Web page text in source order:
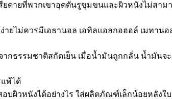
ยดายที่พวกเขาอุดตันรูขุมขนและผิวหนังไม่สาม
ยไม่ควรมีเอธานอล เอทิลแอลกอฮอล์ เมทา
ธรรมชาติสกัดเย็น เมื่อน้ำมันถูกกลั่น น้ำมัน
พ้ได้
บผิวหนังได้อย่างไร ใส่ผลิตภัณฑ์เล็กน้อยหลัง